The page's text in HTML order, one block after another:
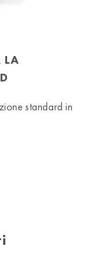
LA
standard in